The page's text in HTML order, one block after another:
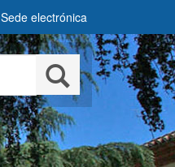
Sede electrónica
Buscar